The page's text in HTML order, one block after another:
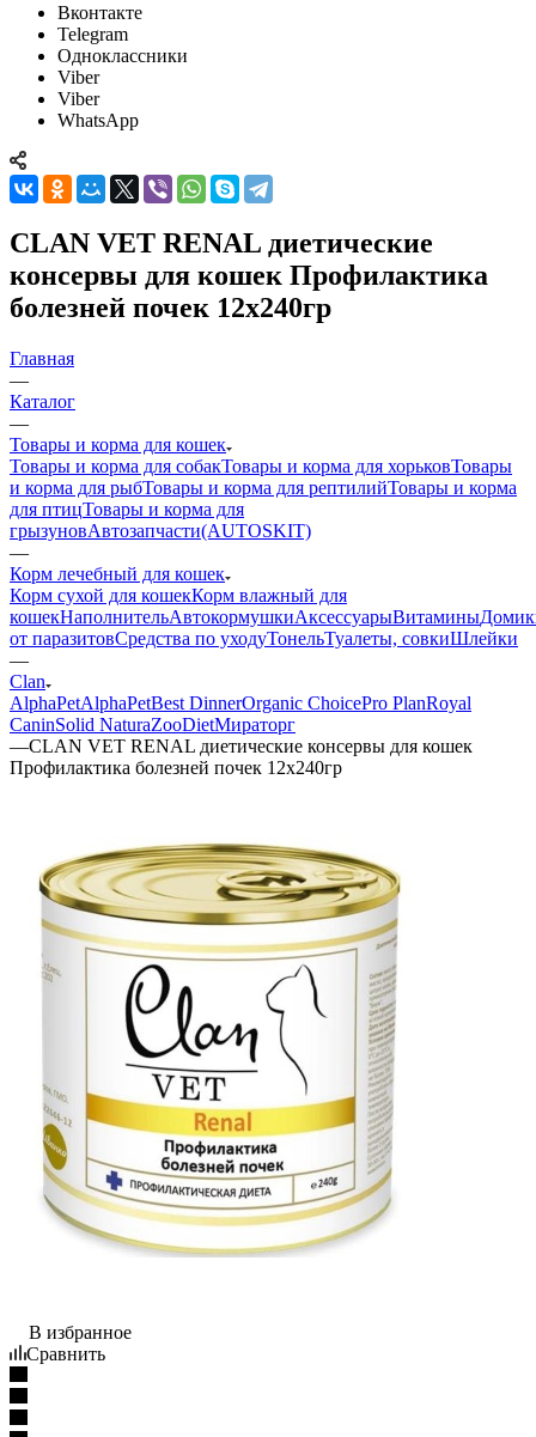
Вконтакте
Telegram
Одноклассники
Viber
Viber
WhatsApp
CLAN VET RENAL диетические
консервы для кошек Профилактика
болезней почек 12х240гр
Главная
—
Каталог
—
Товары и корма для кошек
Товары и корма для собакТовары и корма для хорьковТовары
и корма для рыбТовары и корма для рептилийТовары и корма
для птицТовары и корма для
грызуновАвтозапчасти(AUTOSKIT)
—
Корм лечебный для кошек
Корм сухой для кошекКорм влажный для
кошекНаполнительАвтокормушкиАксессуарыВитамины
от паразитовСредства по уходуТонельТуалеты, совкиШлейки
—
Clan
AlphaPetAlphaPetBest DinnerOrganic СhoicePro PlanRoyal
CaninSolid NaturaZooDietМираторг
—CLAN VET RENAL диетические консервы для кошек
Профилактика болезней почек 12х240гр
В избранное
Сравнить